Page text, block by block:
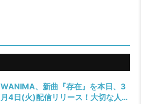
WANIMA、新曲『存在』を本日、3
月4日(火)配信リリース！大切な人へ